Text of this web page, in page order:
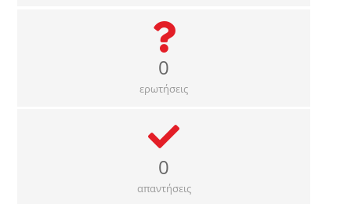
0
ερωτήσεις
0
απαντήσεις